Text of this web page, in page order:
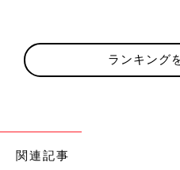
ランキング
関連記事